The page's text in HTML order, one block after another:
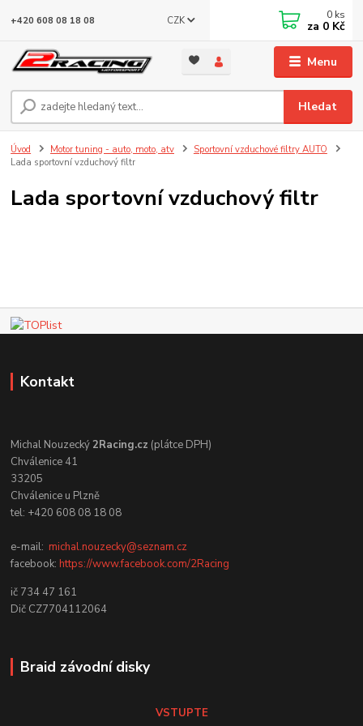
Menu
CZK
Hledat
+420 608 08 18 08 0 ks
za 0 Kč
Úvod Motor tuning - auto, moto, atv
Sportovní vzduchové filtry AUTO
Lada sportovní vzduchový filtr
Lada sportovní vzduchový filtr
Kontakt
Michal Nouzecký2Racing.cz (plátce DPH)
Chválenice 41
33205
Chválenice u Plzně
tel: +420 608 08 18 08
e-mail:michal.nouzecky@seznam.cz
facebook:https://www.facebook.com/2Racing
ič 734 47 161
Dič CZ7704112064
Braid závodní disky
VSTUPTE